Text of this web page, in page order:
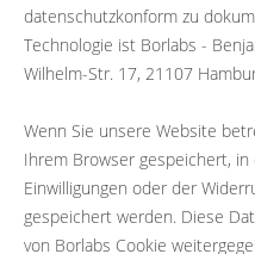
datenschutzkonform zu
Technologie ist Borlabs -
Wilhelm-Str. 17, 21107
Wenn Sie unsere Website
Ihrem Browser gespeichert,
Einwilligungen oder der
gespeichert werden. Diese
von Borlabs Cookie